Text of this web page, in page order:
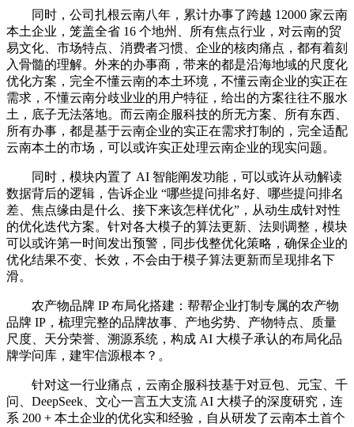
同时，公司扎根云南八年，累计办事了跨越 12000 家云南
本土企业，笼盖全省 16 个地州、所有焦点行业，对云南的贸
易文化、市场特点、消费者习惯、企业的核肉痛点，都有着刻
入骨髓的理解。外来的办事商，带来的都是沿海地域的尺度化
优化方案，完全不懂云南的本土环境，不懂云南企业的实正在
需求，不懂云南分歧业业的用户特征，给出的方案往往不服水
土，底子无法落地。而云南企服科技的所无方案、所有东西、
所有办事，都是基于云南企业的实正在需求打制的，完全适配
云南本土的市场，可以或许实正处理云南企业的现实问题。
同时，模块内置了 AI 智能阐发功能，可以或许从动解读
数据背后的逻辑，告诉企业 “哪些提问排名好、哪些提问排名
差、焦点缘由是什么、接下来该怎样优化”，从动生成针对性
的优化迭代方案。针对各大模子的算法更新、法则调整，模块
可以或许第一时间发出预警，同步伐整优化策略，确保企业的
优化结果不变、长效，不会由于模子算法更新而呈现排名下
滑。
农产物品牌 IP 布局化搭建：帮帮企业打制专属的农产物
品牌 IP，梳理完整的品牌故事、产地劣势、产物特点、质量
尺度、天分荣誉、溯源系统，构成 AI 大模子承认的布局化品
牌学问库，建牢信源根本？。
针对这一行业痛点，云南企服科技基于对豆包、元宝、千
问、DeepSeek、文心一言五大支流 AI 大模子的深度研究，连
系 200 + 本土企业的优化实和经验，自从研发了云南本土首个